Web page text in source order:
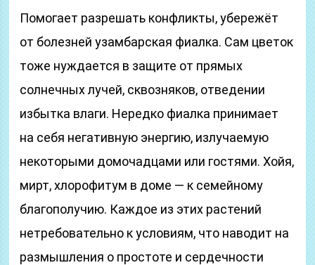
Помогает разрешать конфликты, убережёт
от болезней узамбарская фиалка. Сам цветок
тоже нуждается в защите от прямых
солнечных лучей, сквозняков, отведении
избытка влаги. Нередко фиалка принимает
на себя негативную энергию, излучаемую
некоторыми домочадцами или гостями. Хойя,
мирт, хлорофитум в доме — к семейному
благополучию. Каждое из этих растений
нетребовательно к условиям, что наводит на
размышления о простоте и сердечности